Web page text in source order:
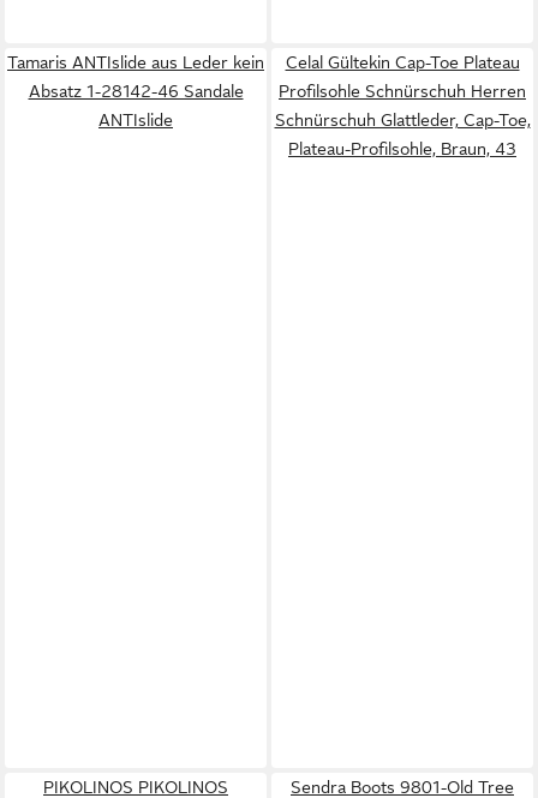
Tamaris ANTIslide aus Leder kein
Absatz 1-28142-46 Sandale
ANTIslide
Celal Gültekin Cap-Toe Plateau
Profilsohle Schnürschuh Herren
Schnürschuh Glattleder, Cap-Toe,
Plateau-Profilsohle, Braun, 43
PIKOLINOS PIKOLINOS
Sendra Boots 9801-Old Tree